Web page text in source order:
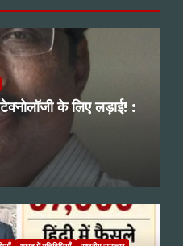
के लिए लड़ाई! :